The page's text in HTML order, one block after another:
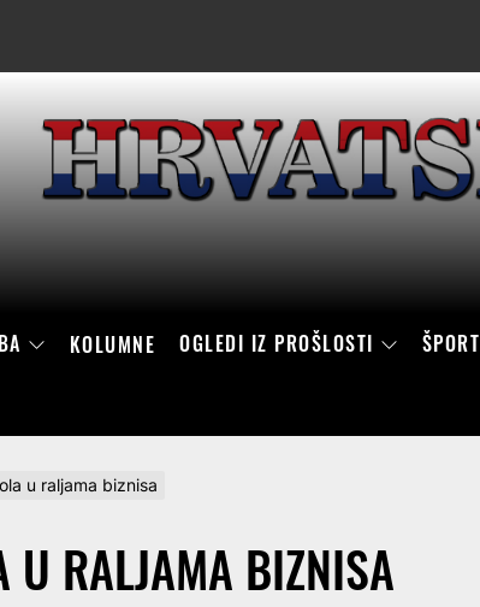
KOLUMNE OGLEDI IZ PROŠLOSTI ŠPORT
u raljama biznisa
U RALJAMA BIZNISA